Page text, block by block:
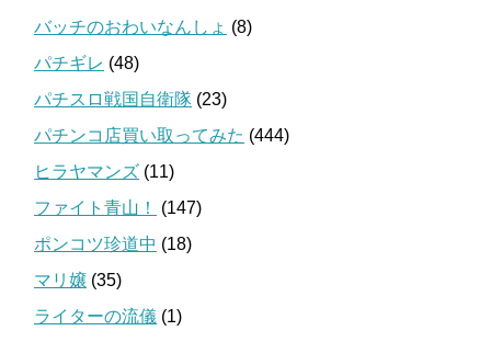
バッチのおわいなんしょ (8)
パチギレ (48)
パチスロ戦国自衛隊 (23)
パチンコ店買い取ってみた (444)
ヒラヤマンズ (11)
ファイト青山！
(147)
ポンコツ珍道中 (18)
マリ嬢 (35)
ライターの流儀 (1)